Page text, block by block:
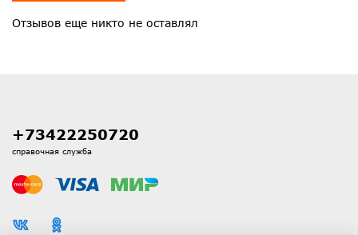
Отзывов еще никто не оставлял
+73422250720
справочная служба